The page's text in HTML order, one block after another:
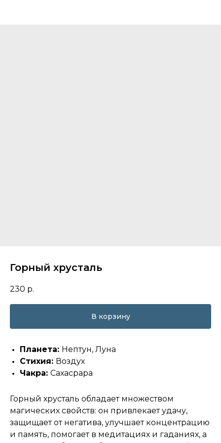
Горный хрусталь
230 р.
В корзину
Планета: Нептун, Луна
Стихия: Воздух
Чакра: Сахасрара
Горный хрусталь обладает множеством
магических свойств: он привлекает удачу,
защищает от негатива, улучшает концентрацию
и память, помогает в медитациях и гаданиях, а